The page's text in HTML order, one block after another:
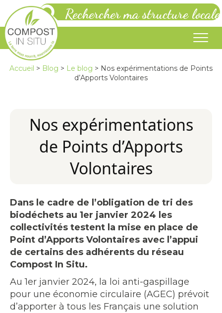
Rechercher ma structure locale
Accueil > Blog > Le blog > Nos expérimentations de Points
d’Apports Volontaires
Nos expérimentations
de Points d’Apports
Volontaires
Dans le cadre de l’obligation de tri des
biodéchets au 1er janvier 2024 les
collectivités testent la mise en place de
Point d’Apports Volontaires avec l’appui
de certains des adhérents du réseau
Compost In Situ.
Au 1er janvier 2024, la loi anti-gaspillage
pour une économie circulaire (AGEC) prévoit
d’apporter à tous les Français une solution